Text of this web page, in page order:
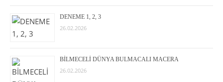
DENEME 1, 2, 3
26.02.2026
BİLMECELİ DÜNYA BULMACALI MACERA
26.02.2026